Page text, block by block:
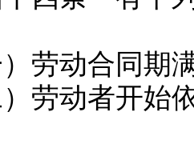
动合同期
动者开始依